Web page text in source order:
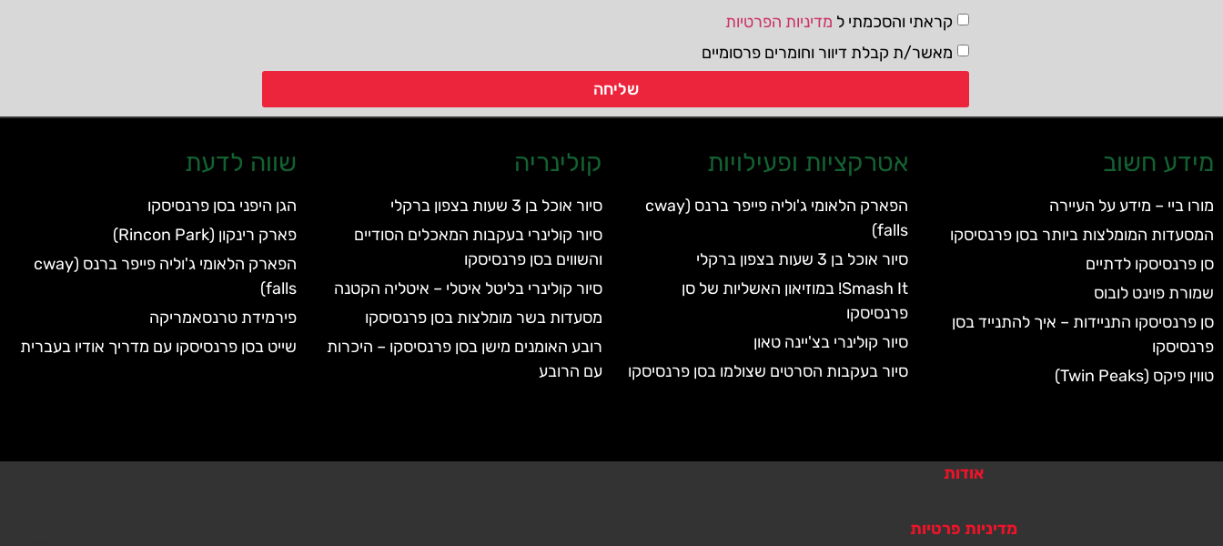
קראתי והסכמתי ל מדיניות הפרטיות
מאשר/ת קבלת דיוור וחומרים פרסומיים
שליחה
מידע חשוב
מורו ביי – מידע על העיירה
המסעדות המומלצות ביותר בסן פרנסיסקו
סן פרנסיסקו לדתיים
שמורת פוינט לובוס
סן פרנסיסקו התניידות – איך להתנייד בסן
פרנסיסקו
טווין פיקס (Twin Peaks)
אטרקציות ופעילויות
הפארק הלאומי ג'וליה פייפר ברנס (cway
falls)
סיור אוכל בן 3 שעות בצפון ברקלי
Smash It! במוזיאון האשליות של סן
פרנסיסקו
סיור קולינרי בצ'יינה טאון
סיור בעקבות הסרטים שצולמו בסן פרנסיסקו
קולינריה
סיור אוכל בן 3 שעות בצפון ברקלי
סיור קולינרי בעקבות המאכלים הסודיים
והשווים בסן פרנסיסקו
סיור קולינרי בליטל איטלי – איטליה הקטנה
מסעדות בשר מומלצות בסן פרנסיסקו
רובע האומנים מישן בסן פרנסיסקו – היכרות
עם הרובע
שווה לדעת
הגן היפני בסן פרנסיסקו
פארק רינקון (Rincon Park)
הפארק הלאומי ג'וליה פייפר ברנס (cway
falls)
פירמידת טרנסאמריקה
שייט בסן פרנסיסקו עם מדריך אודיו בעברית
אודות
מדיניות פרטיות